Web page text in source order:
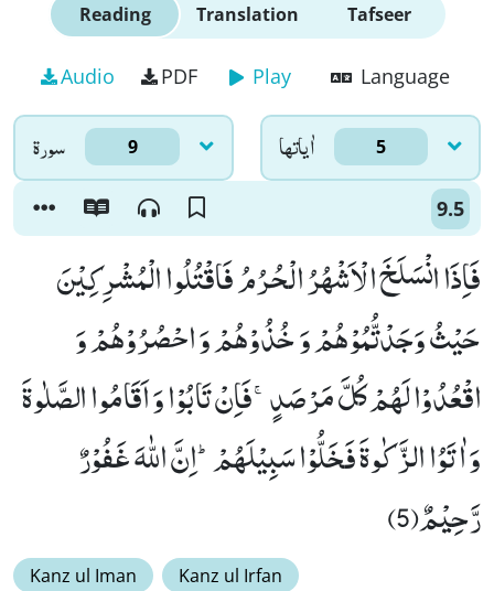
Reading Translation Tafseer
Audio PDF Play Language
سورۃ 9 اٰياتها 5
9.5
فَاِذَا انْسَلَخَ الْاَشْهُرُ الْحُرُمُ فَاقْتُلُوا الْمُشْرِكِیْنَ
حَیْثُ وَجَدْتُّمُوْهُمْ وَ خُذُوْهُمْ وَ احْصُرُوْهُمْ وَ
اقْعُدُوْا لَهُمْ كُلَّ مَرْصَدٍۚ-فَاِنْ تَابُوْا وَ اَقَامُوا الصَّلٰوةَ
وَ اٰتَوُا الزَّكٰوةَ فَخَلُّوْا سَبِیْلَهُمْؕ-اِنَّ اللّٰهَ غَفُوْرٌ
رَّحِیْمٌ(5)
Kanz ul Iman Kanz ul Irfan